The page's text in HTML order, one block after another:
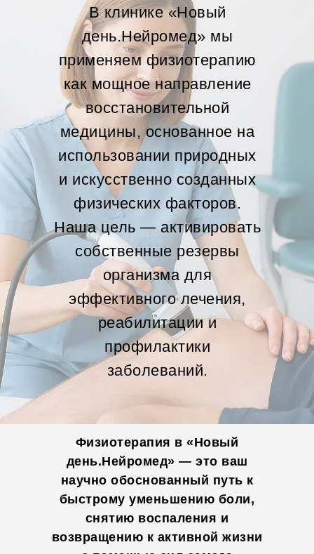
В клинике «Новый
день.Нейромед» мы
применяем физиотерапию
как мощное направление
восстановительной
медицины, основанное на
использовании природных
и искусственно созданных
физических факторов.
Наша цель — активировать
собственные резервы
организма для
эффективного лечения,
реабилитации и
профилактики
заболеваний.
Физиотерапия в «Новый
день.Нейромед» — это ваш
научно обоснованный путь к
быстрому уменьшению боли,
снятию воспаления и
возвращению к активной жизни